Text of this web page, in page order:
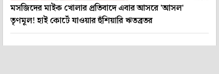
মসজিদের মাইক খোলার প্রতিবাদে এবার আসরে 'আসল'
তৃণমূল! হাই কোর্টে যাওয়ার হুঁশিয়ারি ঋতব্রতর